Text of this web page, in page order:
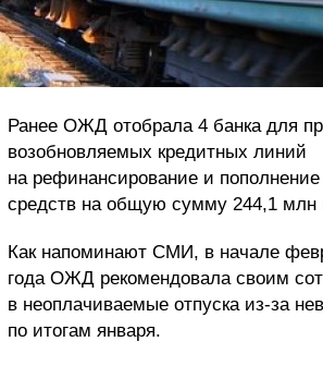
Ранее ОЖД отобрала 4 банка для
возобновляемых кредитных линий
на рефинансирование и
средств на общую сумму 244,1 млн
Как напоминают СМИ, в начале
года ОЖД рекомендовала своим
в неоплачиваемые отпуска из-за
по итогам января.